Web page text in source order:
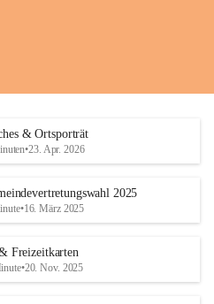
& Ortsporträt
•23. Apr. 2026
2025
•16. März 2025
Freizeitkarten
•20. Nov. 2025